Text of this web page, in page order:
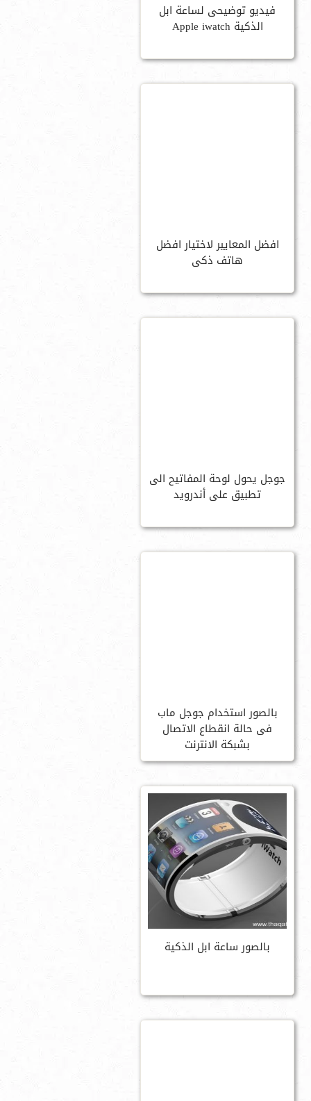
فيديو توضيحى لساعة ابل
الذكية Apple iwatch
افضل المعايير لاختيار افضل
هاتف ذكى
جوجل يحول لوحة المفاتيح الى
تطبيق على أندرويد
بالصور استخدام جوجل ماب
فى حالة انقطاع الاتصال
بشبكة الانترنت
بالصور ساعة ابل الذكية